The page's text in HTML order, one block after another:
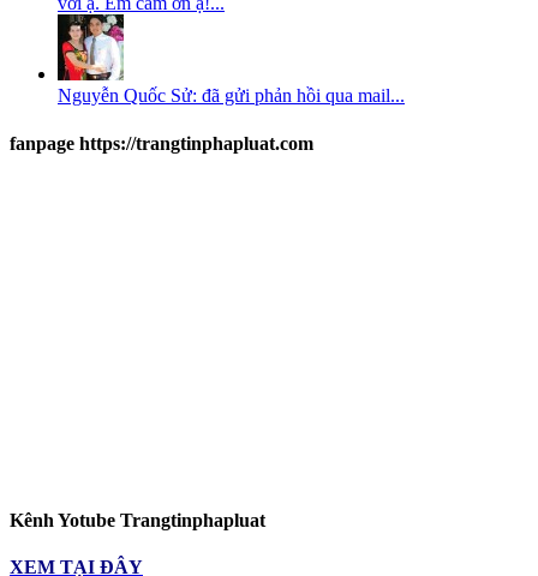
Nguyễn Quốc Sử: đã gửi phản hồi qua mail...
fanpage https://trangtinphapluat.com
Kênh Yotube Trangtinphapluat
XEM TẠI ĐÂY